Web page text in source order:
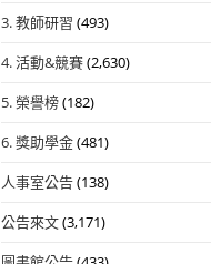
3. 教師研習 (493)
4. 活動&競賽(2,630)
5. 榮譽榜(182)
6. 獎助學金(481)
人事室公告(138)
公告來文(3,171)